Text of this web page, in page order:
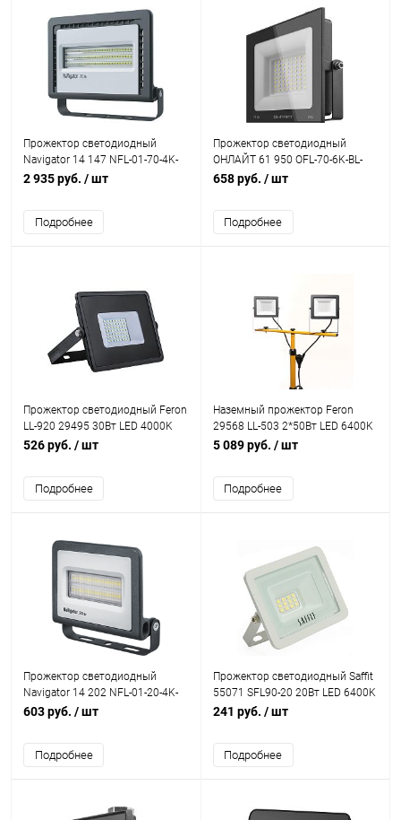
Прожектор светодиодный
Navigator 14 147 NFL-01-70-4K-
LED 70W 4000K LED
2 935 руб. / шт
Подробнее
Прожектор светодиодный
ОНЛАЙТ 61 950 OFL-70-6K-BL-
IP65-LED 70W 6000K черный
658 руб. / шт
Подробнее
Прожектор светодиодный Feron
LL-920 29495 30Вт LED 4000K
IP65 черный
526 руб. / шт
Подробнее
Наземный прожектор Feron
29568 LL-503 2*50Вт LED 6400K
IP65
5 089 руб. / шт
Подробнее
Прожектор светодиодный
Navigator 14 202 NFL-01-20-4K-
LED 20W 4000K 1700Lm IP65
603 руб. / шт
Подробнее
Прожектор светодиодный Saffit
55071 SFL90-20 20Вт LED 6400K
IP65 белый
241 руб. / шт
Подробнее